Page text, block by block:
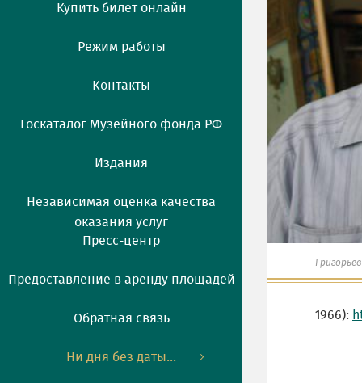
Купить билет онлайн
Режим работы
Контакты
Госкаталог Музейного фонда РФ
Издания
Независимая оценка качества
оказания услуг
Пресс-центр
Предоставление в аренду площадей
Обратная связь
Ни дня без даты...
1966):